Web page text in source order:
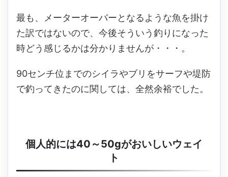
最も、メーターオーバーとなるような魚を掛け
た訳ではないので、今後そういう釣りになった
時どう感じるかは分かりませんが・・・。
90センチ位までのシイラやブリをサーフや堤防
で釣ってきたのに関しては、全然余裕でした。
個人的には40～50gがおいしいウェイ
ト